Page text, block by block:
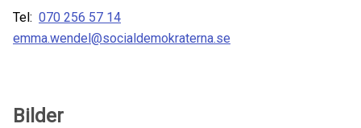
Tel: 070 256 57 14
emma.wendel@socialdemokraterna.se
Bilder